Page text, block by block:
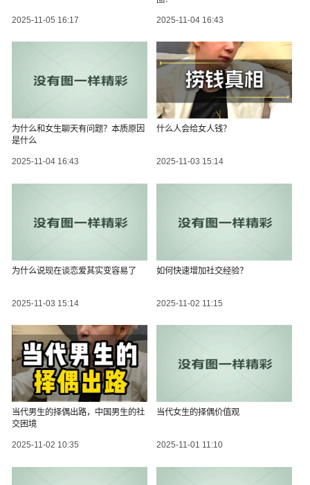
2025-11-05 16:17 2025-11-04 16:43
为什么和女生聊天有问题？本质原因
是什么
2025-11-04 16:43
什么人会给女人钱？
2025-11-03 15:14
为什么说现在谈恋爱其实变容易了
2025-11-03 15:14
如何快速增加社交经验？
2025-11-02 11:15
当代男生的择偶出路，中国男生的社
交困境
2025-11-02 10:35
当代女生的择偶价值观
2025-11-01 11:10